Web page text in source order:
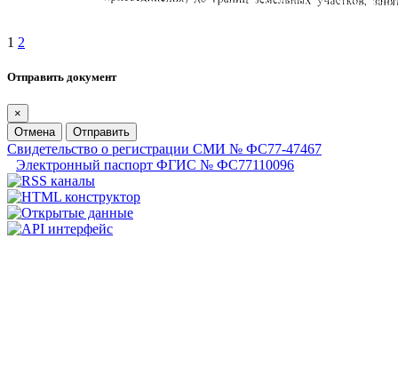
1 2
Отправить документ
×
Отмена
Отправить
Свидетельство о регистрации СМИ № ФС77-47467
Электронный паспорт ФГИС № ФС77110096